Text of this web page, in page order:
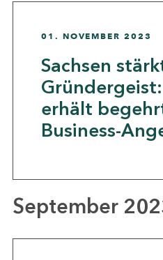
01. NOVEMBER 2023
Sachsen
erhält
Business-
September